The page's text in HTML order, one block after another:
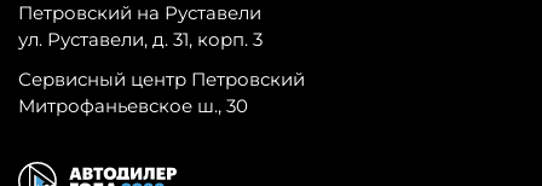
Петровский на Руставели
ул. Руставели, д. 31, корп. 3
Сервисный центр Петровский
Митрофаньевское ш., 30